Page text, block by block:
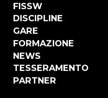
FISSW
DISCIPLINE
GARE
FORMAZIONE
NEWS
TESSERAMENTO
PARTNER